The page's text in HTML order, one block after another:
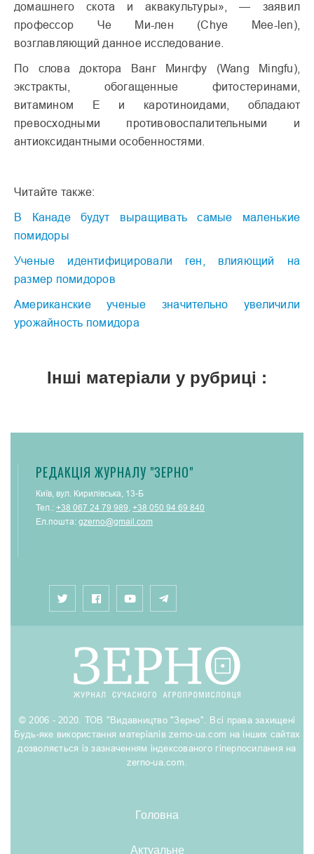
домашнего скота и аквакультуры», — заявил
профессор Че Ми-лен (Chye Mee-len),
возглавляющий данное исследование.
По слова доктора Ванг Мингфу (Wang Mingfu),
экстракты, обогащенные фитостеринами,
витамином Е и каротиноидами, обладают
превосходными противовоспалительными и
антиоксидантными особенностями.
Читайте также:
В Канаде будут выращивать самые маленькие
помидоры
Ученые идентифицировали ген, влияющий на
размер помидоров
Американские ученые значительно увеличили
урожайность помидора
Інші матеріали у рубриці :
РЕДАКЦІЯ ЖУРНАЛУ "ЗЕРНО"
Київ, вул. Кирилівська, 13-Б
Тел.: +38 067 24 79 989, +38 050 94 69 840
Ел.пошта: gzerno@gmail.com
© 2006 - 2020. ТОВ "Видавництво "Зерно". Всі права захищені
Будь-яке використання матеріалів zerno-ua.com на інших сайтах
дозволяється із зазначенням індексованого гіперпосилання на
zerno-ua.com.
Головна
Актуальне